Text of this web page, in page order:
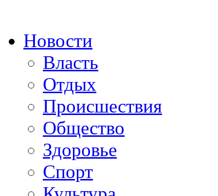
Новости
Власть
Отдых
Происшествия
Общество
Здоровье
Спорт